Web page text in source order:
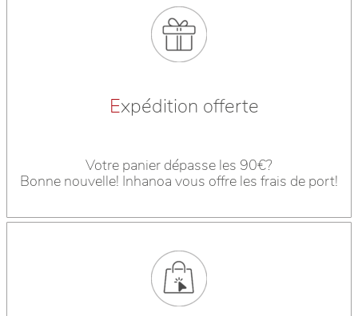
Expédition offerte
Votre panier dépasse les 90€?
Bonne nouvelle! Inhanoa vous offre les frais de port!